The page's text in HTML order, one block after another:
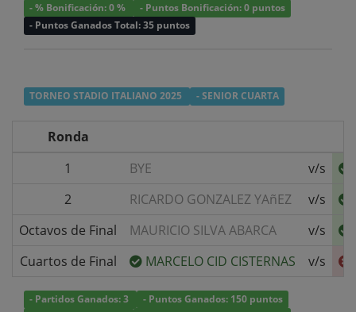
- % Bonificación: 0 %
- Puntos Bonificación: 0 puntos
- Puntos Ganados Total: 35 puntos
TORNEO STADIO ITALIANO 2025 - SENIOR CUARTA
Ronda
1
BYE v/s
2
RICARDO GONZALEZ YAñEZ v/s
Octavos de Final
MAURICIO SILVA ABARCA v/s
Cuartos de Final
MARCELO CID CISTERNAS v/s
- Partidos Ganados: 3
- Puntos Ganados: 150 puntos